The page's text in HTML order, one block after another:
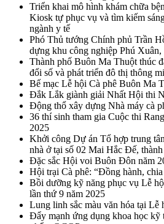
Triển khai mô hình khám chữa
Kiosk tự phục vụ và tìm kiếm
ngành y tế
Phó Thủ tướng Chính phủ Trần
dựng khu công nghiệp Phú
Thành phố Buôn Ma Thuột thúc
đổi số và phát triển đô thị thông
Bế mạc Lễ hội Cà phê Buôn Ma
Đắk Lắk giành giải Nhất Hội thi
Động thổ xây dựng Nhà máy cà
36 thí sinh tham gia Cuộc thi
2025
Khởi công Dự án Tổ hợp trung
nhà ở tại số 02 Mai Hắc Đế,
Đặc sắc Hội voi Buôn Đôn năm
Hội trại Cà phê: “Đồng hành, chia
Bồi dưỡng kỹ năng phục vụ Lễ
lần thứ 9 năm 2025
Lung linh sắc màu văn hóa tại Lễ
Đẩy mạnh ứng dụng khoa học kỹ